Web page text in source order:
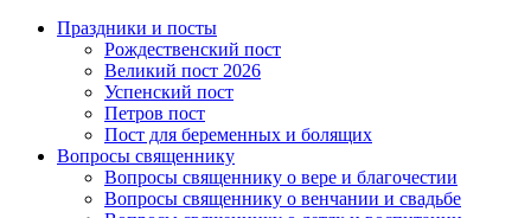
Праздники и посты
Рождественский пост
Великий пост 2026
Успенский пост
Петров пост
Пост для беременных и болящих
Вопросы священнику
Вопросы священнику о вере и благочестии
Вопросы священнику о венчании и свадьбе